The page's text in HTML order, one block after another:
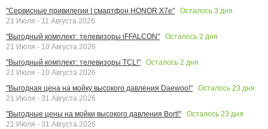
"Сервисные привилегии | смартфон HONOR X7e"
Осталось 3 дня
21 Июля - 11 Августа 2026
"Выгодный комплект: телевизоры iFFALCON"
Осталось 2 дня
21 Июля - 10 Августа 2026
"Выгодный комплект: телевизоры TCL!"
Осталось 2 дня
21 Июля - 10 Августа 2026
"Выгодная цена на мойку высокого давления Daewoo!"
Осталось 23 дня
21 Июля - 31 Августа 2026
"Выгодные цены на мойки высокого давления Bort!"
Осталось 23 дня
21 Июля - 31 Августа 2026